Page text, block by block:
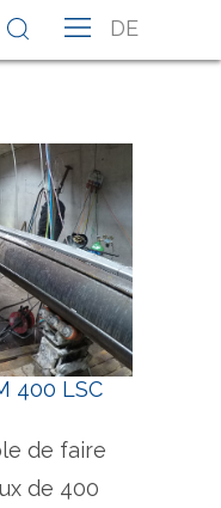
DE
400 LSC
de faire
de 400